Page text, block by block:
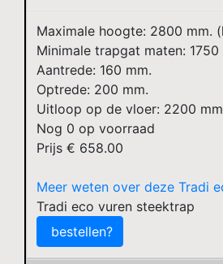
Maximale hoogte: 2800 mm.
Minimale trapgat maten:
Aantrede: 160 mm.
Optrede: 200 mm.
Uitloop op de vloer: 2200
Nog 0 op voorraad
Prijs € 658.00
Meer weten over deze Tradi
Tradi eco vuren steektrap